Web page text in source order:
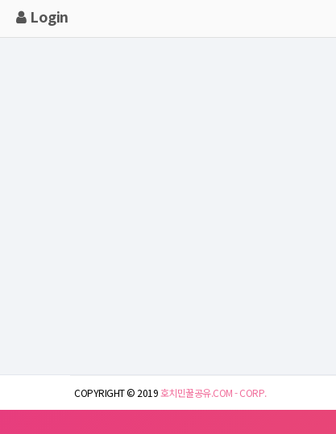
Login
COPYRIGHT © 2019호치민꿀공유.COM - CORP.